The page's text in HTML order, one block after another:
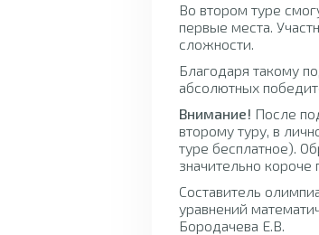
Во втором туре
первые места.
сложности.
Благодаря такому
абсолютных
Внимание! После
второму туру, в
туре бесплатное).
значительно короче
Составитель
уравнений
Бородачева Е.В.